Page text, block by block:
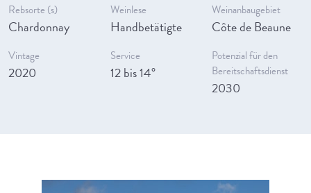
Rebsorte (s)
Chardonnay
Weinlese
Handbetätigte
Weinanbaugebiet
Côte de Beaune
Vintage
2020
Service
12 bis 14°
Potenzial für den
Bereitschaftsdienst
2030